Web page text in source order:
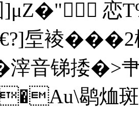
恋
垕裬���2
滓音锑捼�>
鹖烅斑